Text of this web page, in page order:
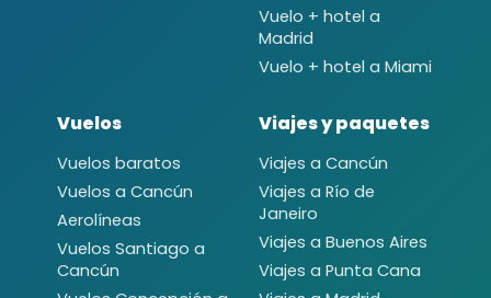
Vuelo + hotel a
Madrid
Vuelo + hotel a Miami
Vuelos
Vuelos baratos
Vuelos a Cancún
Aerolíneas
Vuelos Santiago a
Cancún
Viajes y paquetes
Viajes a Cancún
Viajes a Río de
Janeiro
Viajes a Buenos Aires
Viajes a Punta Cana